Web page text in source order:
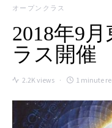
オープンクラス
2018年9
ラス開催
2.2K views 1 minute